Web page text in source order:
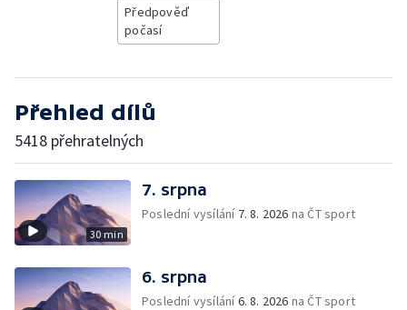
Předpověď
počasí
Přehled dílů
5418 přehratelných
30 min
7. srpna
Poslední vysílání 7. 8. 2026 na ČT sport
6. srpna
Poslední vysílání6. 8. 2026 na ČT sport